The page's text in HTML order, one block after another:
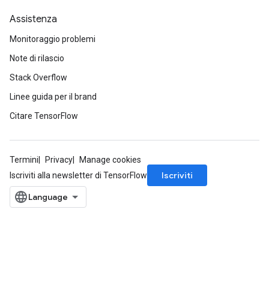
Assistenza
Monitoraggio problemi
Note di rilascio
Stack Overflow
Linee guida per il brand
Citare TensorFlow
Termini Privacy
Manage cookies
Iscriviti alla newsletter di TensorFlow
Iscriviti